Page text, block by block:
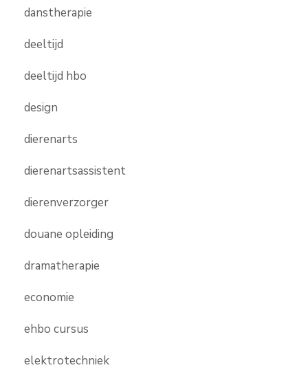
danstherapie
deeltijd
deeltijd hbo
design
dierenarts
dierenartsassistent
dierenverzorger
douane opleiding
dramatherapie
economie
ehbo cursus
elektrotechniek